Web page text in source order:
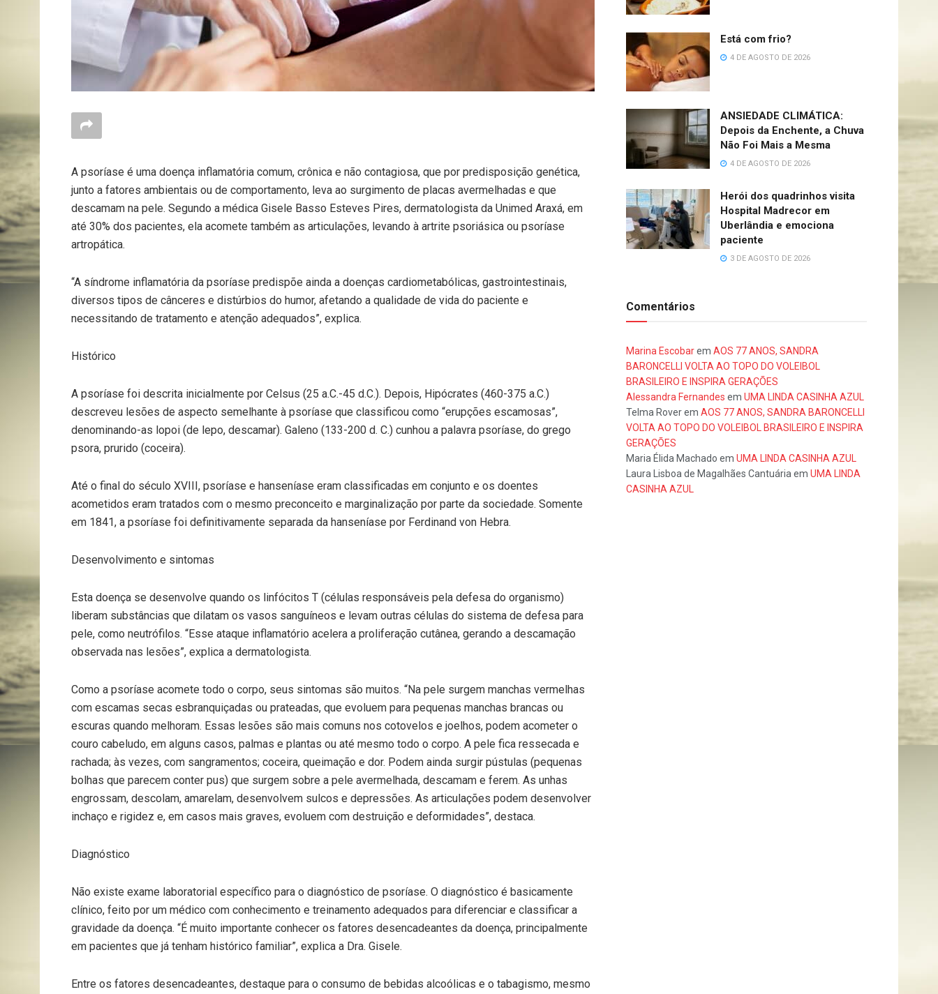
A psoríase é uma doença inflamatória comum, crônica e não contagiosa, que por predisposição genética,
junto a fatores ambientais ou de comportamento, leva ao surgimento de placas avermelhadas e que
descamam na pele. Segundo a médica Gisele Basso Esteves Pires, dermatologista da Unimed Araxá, em
até 30% dos pacientes, ela acomete também as articulações, levando à artrite psoriásica ou psoríase
artropática.
“A síndrome inflamatória da psoríase predispõe ainda a doenças cardiometabólicas, gastrointestinais,
diversos tipos de cânceres e distúrbios do humor, afetando a qualidade de vida do paciente e
necessitando de tratamento e atenção adequados”, explica.
Histórico
A psoríase foi descrita inicialmente por Celsus (25 a.C.-45 d.C.). Depois, Hipócrates (460-375 a.C.)
descreveu lesões de aspecto semelhante à psoríase que classificou como “erupções escamosas”,
denominando-as lopoi (de lepo, descamar). Galeno (133-200 d. C.) cunhou a palavra psoríase, do grego
psora, prurido (coceira).
Até o final do século XVIII, psoríase e hanseníase eram classificadas em conjunto e os doentes
acometidos eram tratados com o mesmo preconceito e marginalização por parte da sociedade. Somente
em 1841, a psoríase foi definitivamente separada da hanseníase por Ferdinand von Hebra.
Desenvolvimento e sintomas
Esta doença se desenvolve quando os linfócitos T (células responsáveis pela defesa do organismo)
liberam substâncias que dilatam os vasos sanguíneos e levam outras células do sistema de defesa para
pele, como neutrófilos. “Esse ataque inflamatório acelera a proliferação cutânea, gerando a descamação
observada nas lesões”, explica a dermatologista.
Como a psoríase acomete todo o corpo, seus sintomas são muitos. “Na pele surgem manchas vermelhas
com escamas secas esbranquiçadas ou prateadas, que evoluem para pequenas manchas brancas ou
escuras quando melhoram. Essas lesões são mais comuns nos cotovelos e joelhos, podem acometer o
couro cabeludo, em alguns casos, palmas e plantas ou até mesmo todo o corpo. A pele fica ressecada e
rachada; às vezes, com sangramentos; coceira, queimação e dor. Podem ainda surgir pústulas (pequenas
bolhas que parecem conter pus) que surgem sobre a pele avermelhada, descamam e ferem. As unhas
engrossam, descolam, amarelam, desenvolvem sulcos e depressões. As articulações podem desenvolver
inchaço e rigidez e, em casos mais graves, evoluem com destruição e deformidades”, destaca.
Diagnóstico
Não existe exame laboratorial específico para o diagnóstico de psoríase. O diagnóstico é basicamente
clínico, feito por um médico com conhecimento e treinamento adequados para diferenciar e classificar a
gravidade da doença. “É muito importante conhecer os fatores desencadeantes da doença, principalmente
em pacientes que já tenham histórico familiar”, explica a Dra. Gisele.
Entre os fatores desencadeantes, destaque para o consumo de bebidas alcoólicas e o tabagismo, mesmo
Está com frio?
4 DE AGOSTO DE 2026
ANSIEDADE CLIMÁTICA:
Depois da Enchente, a Chuva
Não Foi Mais a Mesma
4 DE AGOSTO DE 2026
Herói dos quadrinhos visita
Hospital Madrecor em
Uberlândia e emociona
paciente
3 DE AGOSTO DE 2026
Comentários
Marina Escobarem AOS 77 ANOS, SANDRA
BARONCELLI VOLTA AO TOPO DO VOLEIBOL
BRASILEIRO E INSPIRA GERAÇÕES
Alessandra Fernandes em UMA LINDA CASINHA AZUL
Telma Roverem AOS 77 ANOS, SANDRA BARONCELLI
VOLTA AO TOPO DO VOLEIBOL BRASILEIRO E INSPIRA
GERAÇÕES
Maria Élida Machado em UMA LINDA CASINHA AZUL
Laura Lisboa de Magalhães Cantuáriaem UMA LINDA
CASINHA AZUL